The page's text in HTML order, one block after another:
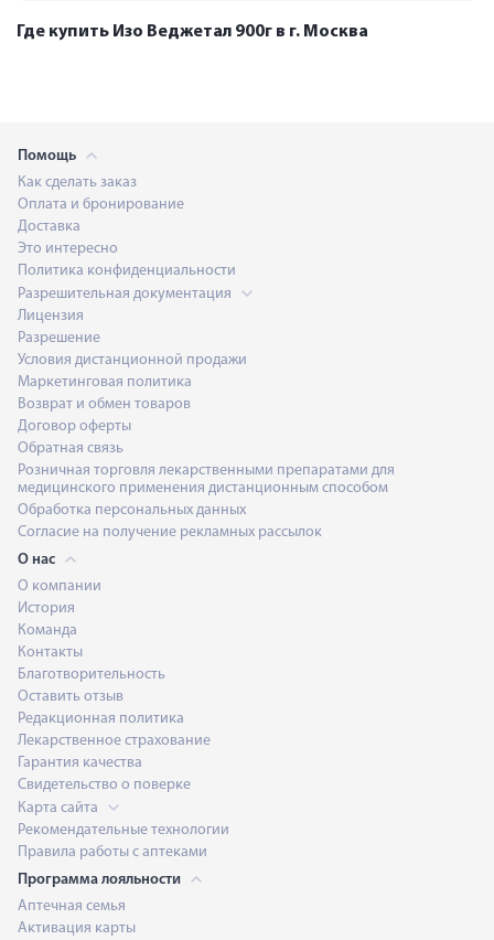
Где купить Изо Веджетал 900г в г. Москва
Помощь
Как сделать заказ
Оплата и бронирование
Доставка
Это интересно
Политика конфиденциальности
Разрешительная документация
Лицензия
Разрешение
Условия дистанционной продажи
Маркетинговая политика
Возврат и обмен товаров
Договор оферты
Обратная связь
Розничная торговля лекарственными препаратами для
медицинского применения дистанционным способом
Обработка персональных данных
Согласие на получение рекламных рассылок
О нас
О компании
История
Команда
Контакты
Благотворительность
Оставить отзыв
Редакционная политика
Лекарственное страхование
Гарантия качества
Свидетельство о поверке
Карта сайта
Рекомендательные технологии
Правила работы с аптеками
Программа лояльности
Аптечная семья
Активация карты